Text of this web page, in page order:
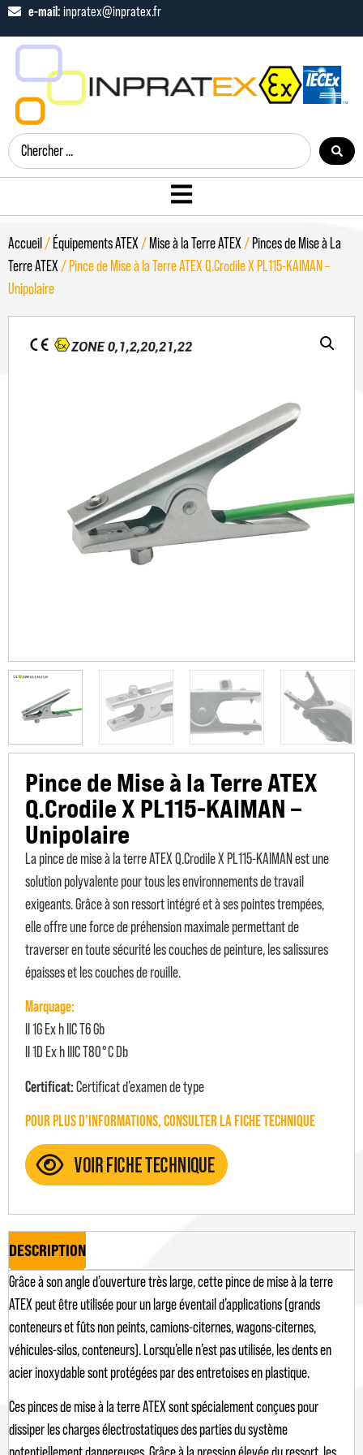
e-mail:inpratex@inpratex.fr
Accueil/Équipements ATEX /Mise à la Terre ATEX /Pinces de Mise à La
Terre ATEX / Pince de Mise à la Terre ATEX Q.Crodile X PL115-KAIMAN –
Unipolaire
Pince de Mise à la Terre ATEX
Q.Crodile X PL115-KAIMAN –
Unipolaire
La pince de mise à la terre ATEX Q.Crodile X PL115-KAIMAN est une
solution polyvalente pour tous les environnements de travail
exigeants. Grâce à son ressort intégré et à ses pointes trempées,
elle offre une force de préhension maximale permettant de
traverser en toute sécurité les couches de peinture, les salissures
épaisses et les couches de rouille.
Marquage:
II 1G Ex h IIC T6 Gb
II 1D Ex h IIIC T80°C Db
Certificat:Certificat d’examen de type
POUR PLUS D’INFORMATIONS, CONSULTER LA FICHE TECHNIQUE
DESCRIPTION
Grâce à son angle d’ouverture très large, cette pince de mise à la terre
ATEX peut être utilisée pour un large éventail d’applications (grands
conteneurs et fûts non peints, camions-citernes, wagons-citernes,
véhicules-silos, conteneurs). Lorsqu’elle n’est pas utilisée, les dents en
acier inoxydable sont protégées par des entretoises en plastique.
Ces pinces de mise à la terre ATEX sont spécialement conçues pour
dissiper les charges électrostatiques des parties du système